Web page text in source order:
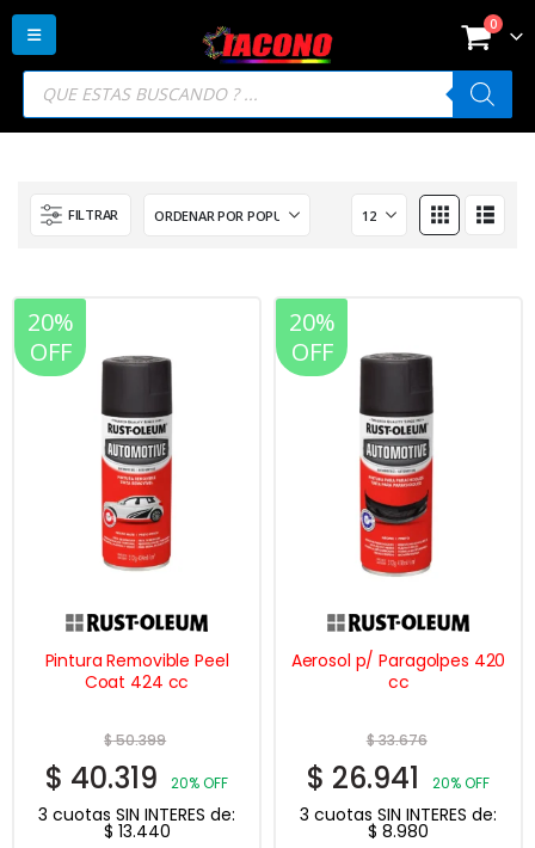
Búsqueda
productos
0
FILTRAR
20%
OFF
Pintura Removible Peel
Coat 424 cc
$50.399
$ 40.319 20% OFF
3 cuotas SIN INTERES de:
$ 13.440
20%
OFF
Aerosol p/ Paragolpes 420
cc
$33.676
$ 26.941 20% OFF
3 cuotas SIN INTERES de:
$ 8.980